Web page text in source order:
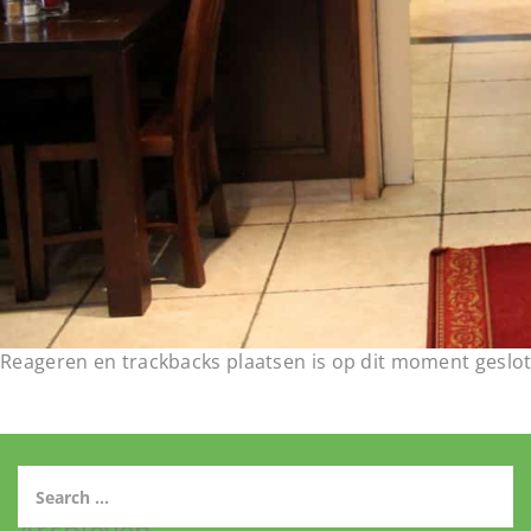
Reageren en trackbacks plaatsen is op dit moment